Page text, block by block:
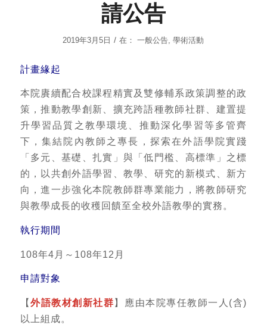
請公告
2019年3月5日 / 在：一般公告,學術活動
計畫緣起
本院賡續配合校課程精實及雙修輔系政策調整的政
策，推動教學創新、擴充跨語種教師社群、建置提
升學習品質之教學環境、推動深化學習等多管齊
下，集結院內教師之專長，探索在外語學院實踐
「多元、基礎、扎實」與「低門檻、高標準」之標
的，以共創外語學習、教學、研究的新模式、新方
向，進一步強化本院教師群專業能力，將教師研究
與教學成長的收穫回饋至全校外語教學的實務。
執行期間
108年4月～108年12月
申請對象
【外語教材創新社群】應由本院專任教師一人(含)
以上組成。